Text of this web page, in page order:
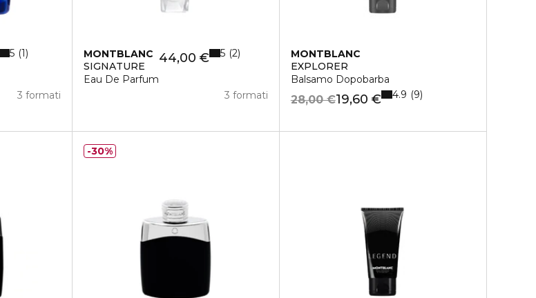
3 formati
5 1
MONTBLANC
SIGNATURE
Eau De Parfum
44,00 €
3 formati
5 2
MONTBLANC
EXPLORER
Balsamo Dopobarba
19,60 €
28,00 € 4.9 9
30%